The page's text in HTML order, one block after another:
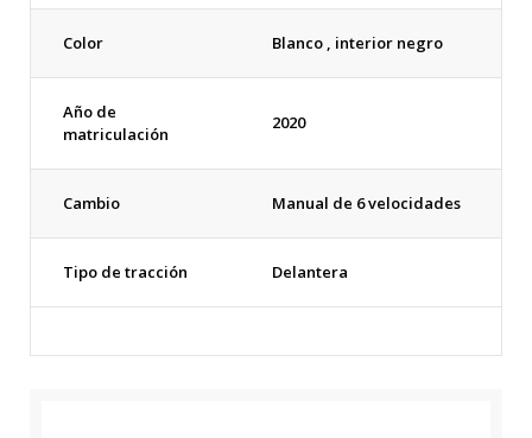
Color Blanco , interior negro
Año de
matriculación
2020
Cambio Manual de 6 velocidades
Tipo de tracción Delantera